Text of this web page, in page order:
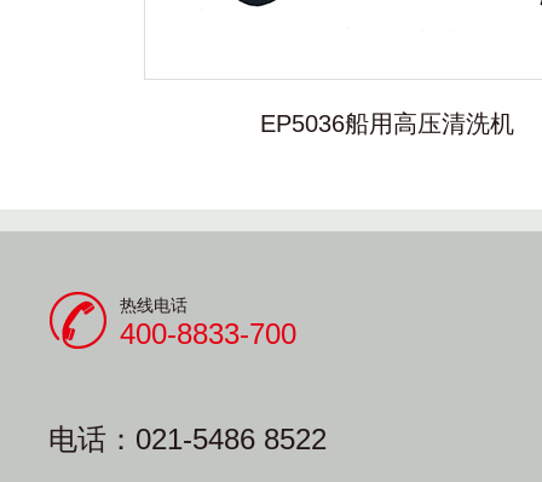
EP5036船用高压清洗机
热线电话
400-8833-700
电话：021-5486 8522